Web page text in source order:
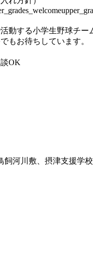
動する小学生野球チ
もお待ちしています。
OK
河川敷、摂津支援学